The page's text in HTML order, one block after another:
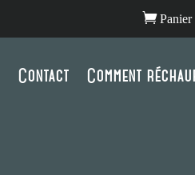
Panier
Contact Comment